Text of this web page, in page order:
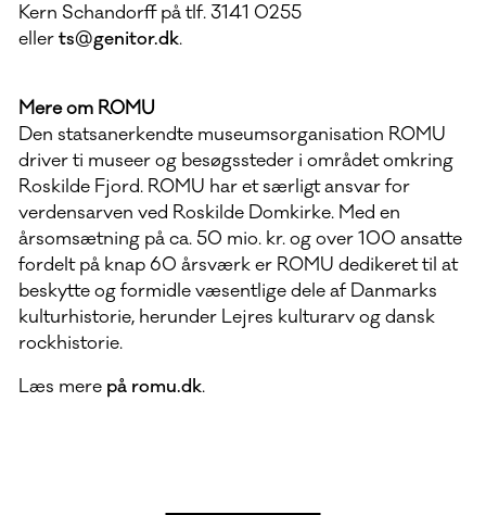
Kern Schandorff på tlf. 3141 0255
ellerts@genitor.dk.
Mere om ROMU
Den statsanerkendte museumsorganisation ROMU
driver ti museer og besøgssteder i området omkring
Roskilde Fjord. ROMU har et særligt ansvar for
verdensarven ved Roskilde Domkirke. Med en
årsomsætning på ca. 50 mio. kr. og over 100 ansatte
fordelt på knap 60 årsværk er ROMU dedikeret til at
beskytte og formidle væsentlige dele af Danmarks
kulturhistorie, herunder Lejres kulturarv og dansk
rockhistorie.
Læs mere på romu.dk.